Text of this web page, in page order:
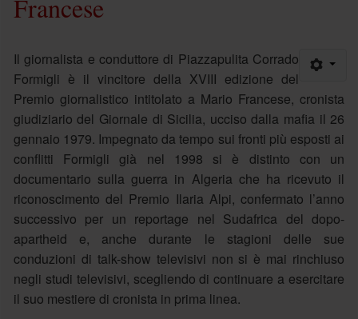
Francese
Il giornalista e conduttore di Piazzapulita Corrado
Formigli è il vincitore della XVIII edizione del
Premio giornalistico intitolato a Mario Francese, cronista
giudiziario del Giornale di Sicilia, ucciso dalla mafia il 26
gennaio 1979. Impegnato da tempo sui fronti più esposti ai
conflitti Formigli già nel 1998 si è distinto con un
documentario sulla guerra in Algeria che ha ricevuto il
riconoscimento del Premio Ilaria Alpi, confermato l’anno
successivo per un reportage nel Sudafrica del dopo-
apartheid e, anche durante le stagioni delle sue
conduzioni di talk-show televisivi non si è mai rinchiuso
negli studi televisivi, scegliendo di continuare a esercitare
il suo mestiere di cronista in prima linea.